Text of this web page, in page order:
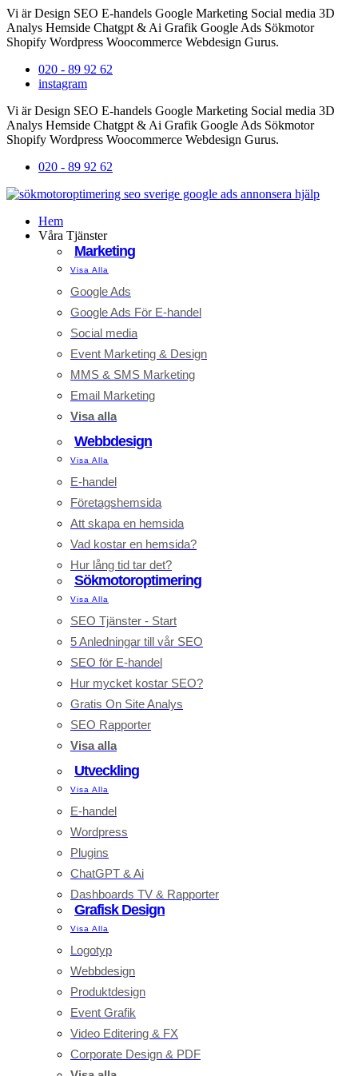
Hoppa
till
innehåll
Vi är Design SEO E-handels Google Marketing Social media 3D
Analys Hemside Chatgpt & Ai Grafik Google Ads Sökmotor
Shopify Wordpress Woocommerce Webdesign Gurus.
020 - 89 92 62
instagram
Vi är Design SEO E-handels Google Marketing Social media 3D
Analys Hemside Chatgpt & Ai Grafik Google Ads Sökmotor
Shopify Wordpress Woocommerce Webdesign Gurus.
020 - 89 92 62
Hem
Våra Tjänster
Marketing
Visa Alla
Google Ads
Google Ads För E-handel
Social media
Event Marketing & Design
MMS & SMS Marketing
Email Marketing
Visa alla
Webbdesign
Visa Alla
E-handel
Företagshemsida
Att skapa en hemsida
Vad kostar en hemsida?
Hur lång tid tar det?
Sökmotoroptimering
Visa Alla
SEO Tjänster - Start
5 Anledningar till vår SEO
SEO för E-handel
Hur mycket kostar SEO?
Gratis On Site Analys
SEO Rapporter
Visa alla
Utveckling
Visa Alla
E-handel
Wordpress
Plugins
ChatGPT & Ai
Dashboards TV & Rapporter
Grafisk Design
Visa Alla
Logotyp
Webbdesign
Produktdesign
Event Grafik
Video Editering & FX
Corporate Design & PDF